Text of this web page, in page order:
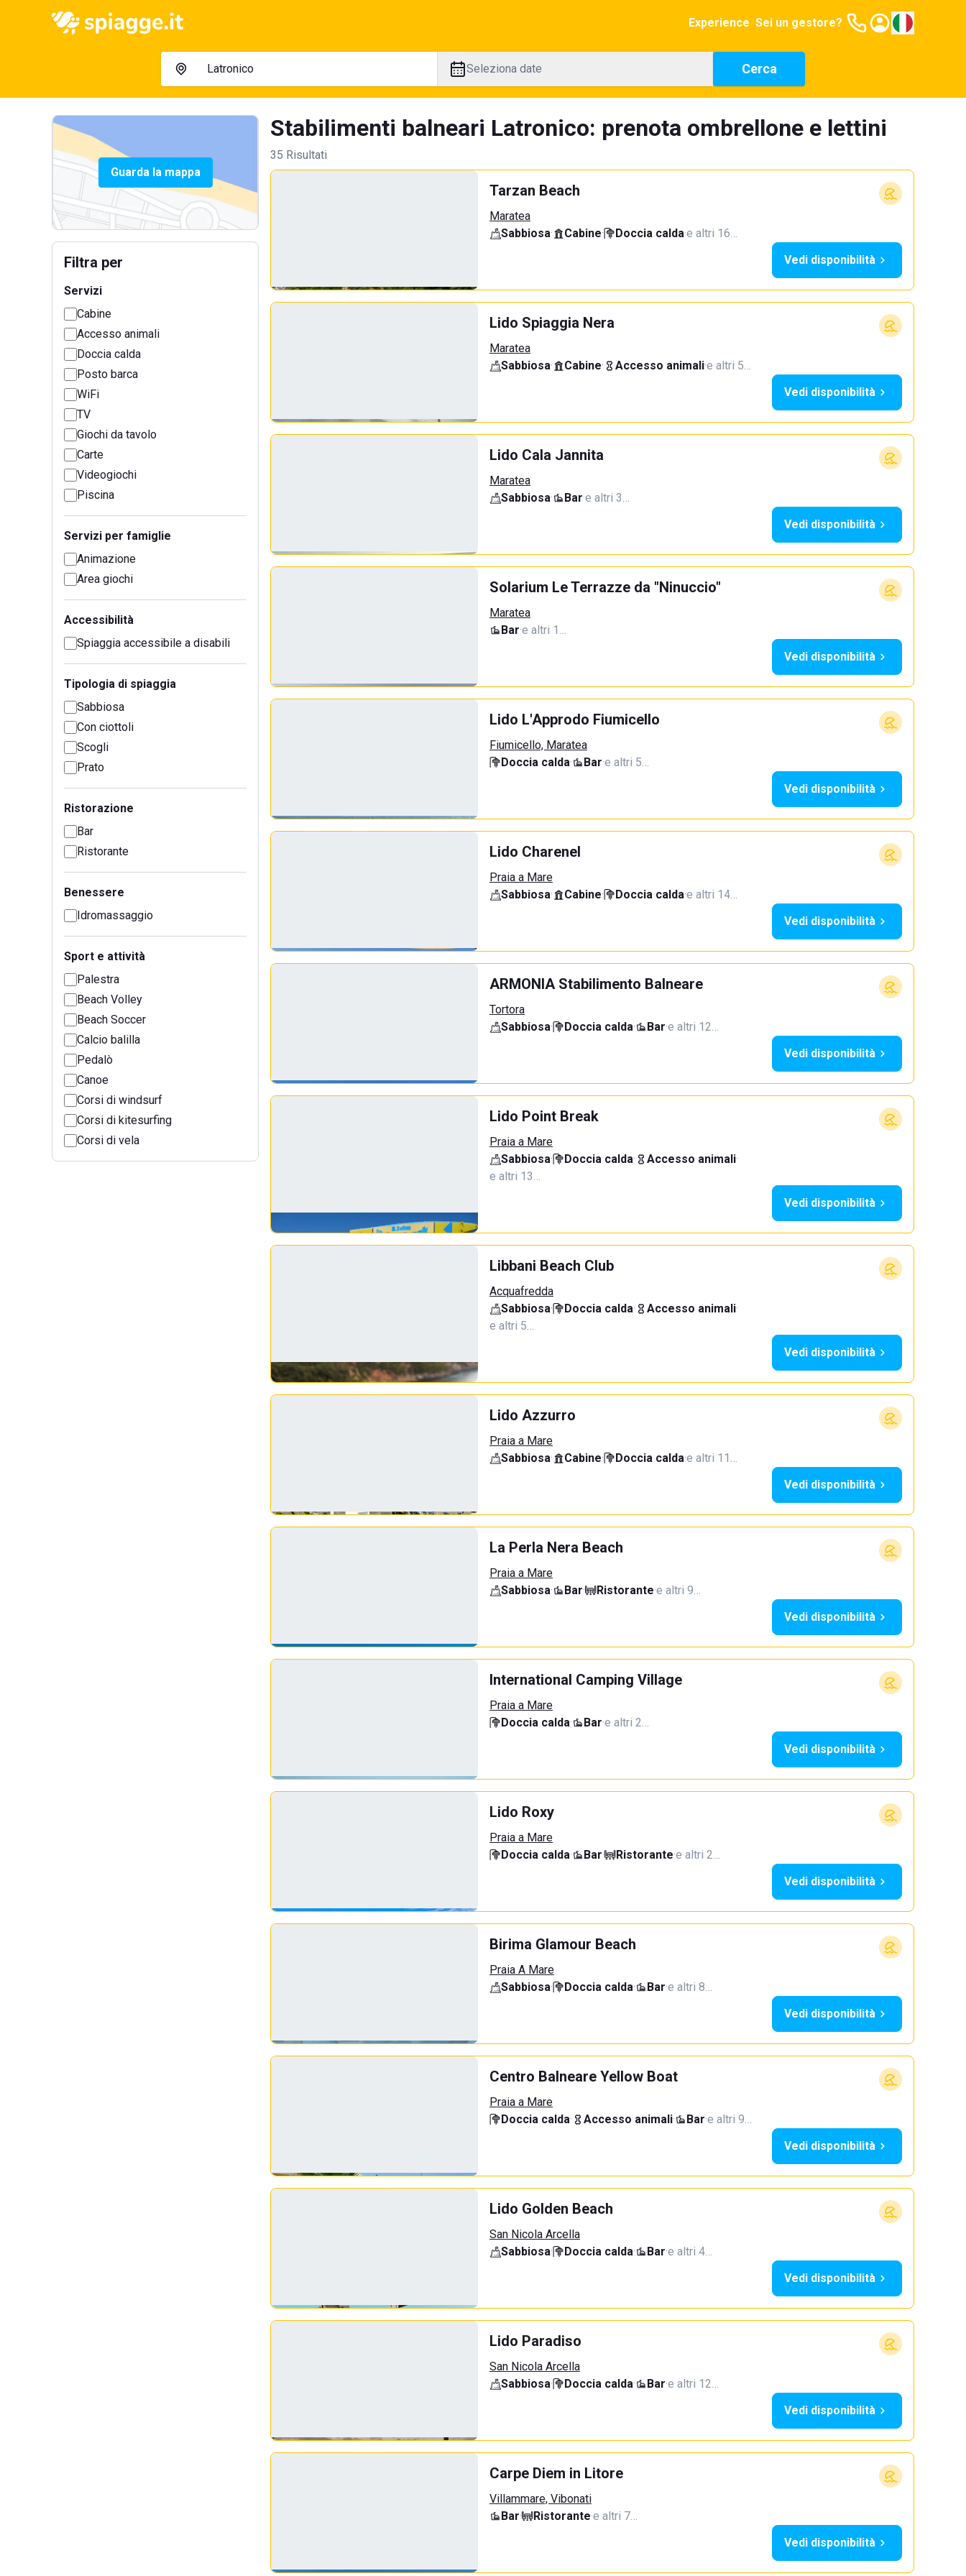
Experience Sei un gestore?
Seleziona date Cerca
Guarda la mappa
Filtra per
Servizi
Cabine
Accesso animali
Doccia calda
Posto barca
WiFi
TV
Giochi da tavolo
Carte
Videogiochi
Piscina
Servizi per famiglie
Animazione
Area giochi
Accessibilità
Spiaggia accessibile a disabili
Tipologia di spiaggia
Sabbiosa
Con ciottoli
Scogli
Prato
Ristorazione
Bar
Ristorante
Benessere
Idromassaggio
Sport e attività
Palestra
Beach Volley
Beach Soccer
Calcio balilla
Pedalò
Canoe
Corsi di windsurf
Corsi di kitesurfing
Corsi di vela
Stabilimenti balneari Latronico: prenota ombrellone e lettini
35 Risultati
Tarzan Beach
Maratea
Sabbiosa· Cabine· Doccia calda·e altri 16…
Vedi disponibilità
Lido Spiaggia Nera
Maratea
Sabbiosa· Cabine· Accesso animali·e altri 5…
Vedi disponibilità
Lido Cala Jannita
Maratea
Sabbiosa· Bar·e altri 3…
Vedi disponibilità
Solarium Le Terrazze da "Ninuccio"
Maratea
Bar·e altri 1…
Vedi disponibilità
Lido L'Approdo Fiumicello
Fiumicello, Maratea
Doccia calda· Bar·e altri 5…
Vedi disponibilità
Lido Charenel
Praia a Mare
Sabbiosa· Cabine· Doccia calda·e altri 14…
Vedi disponibilità
ARMONIA Stabilimento Balneare
Tortora
Sabbiosa· Doccia calda· Bar·e altri 12…
Vedi disponibilità
Lido Point Break
Praia a Mare
Sabbiosa· Doccia calda· Accesso animali·
e altri 13…
Vedi disponibilità
Libbani Beach Club
Acquafredda
Sabbiosa· Doccia calda· Accesso animali·
e altri 5…
Vedi disponibilità
Lido Azzurro
Praia a Mare
Sabbiosa· Cabine· Doccia calda·e altri 11…
Vedi disponibilità
La Perla Nera Beach
Praia a Mare
Sabbiosa· Bar· Ristorante·e altri 9…
Vedi disponibilità
International Camping Village
Praia a Mare
Doccia calda· Bar·e altri 2…
Vedi disponibilità
Lido Roxy
Praia a Mare
Doccia calda· Bar· Ristorante·e altri 2…
Vedi disponibilità
Birima Glamour Beach
Praia A Mare
Sabbiosa· Doccia calda· Bar·e altri 8…
Vedi disponibilità
Centro Balneare Yellow Boat
Praia a Mare
Doccia calda· Accesso animali· Bar·e altri 9…
Vedi disponibilità
Lido Golden Beach
San Nicola Arcella
Sabbiosa· Doccia calda· Bar·e altri 4…
Vedi disponibilità
Lido Paradiso
San Nicola Arcella
Sabbiosa· Doccia calda· Bar·e altri 12…
Vedi disponibilità
Carpe Diem in Litore
Villammare, Vibonati
Bar· Ristorante·e altri 7…
Vedi disponibilità